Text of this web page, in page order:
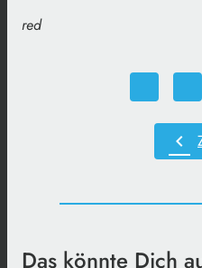
red
chevron_left
Das könnte Dich